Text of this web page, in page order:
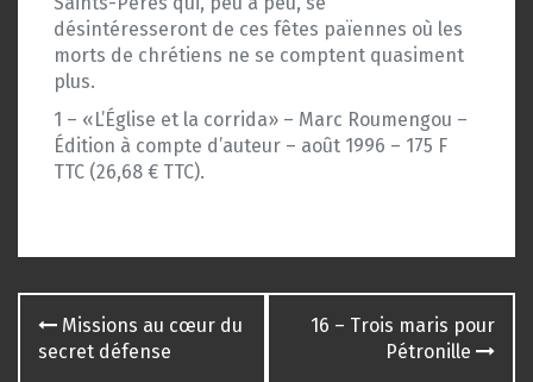
désintéresseront de ces fêtes païennes où les
morts de chrétiens ne se comptent quasiment
plus.
1 – «L’Église et la corrida» – Marc Roumengou –
Édition à compte d’auteur – août 1996 – 175 F
TTC (26,68 € TTC).
Navigation
des
Missions au cœur du
secret défense
16 – Trois maris pour
Pétronille